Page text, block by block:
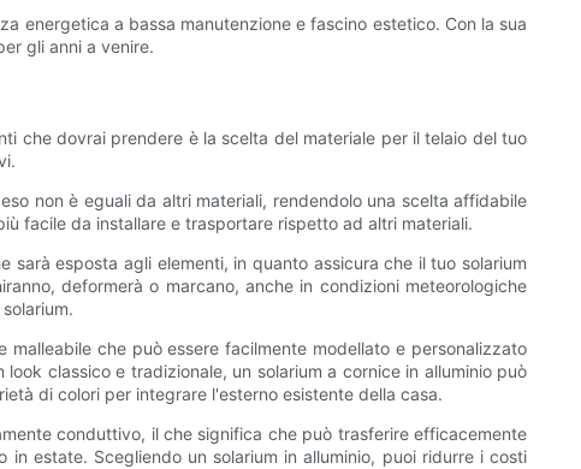
energetica a bassa manutenzione e fascino estetico. Con la sua
gli anni a venire.
che dovrai prendere è la scelta del materiale per il telaio del tuo
non è eguali da altri materiali, rendendolo una scelta affidabile
facile da installare e trasportare rispetto ad altri materiali.
esposta agli elementi, in quanto assicura che il tuo solarium
deformerà o marcano, anche in condizioni meteorologiche
che può essere facilmente modellato e personalizzato
classico e tradizionale, un solarium a cornice in alluminio può
di colori per integrare l'esterno esistente della casa.
conduttivo, il che significa che può trasferire efficacemente
estate. Scegliendo un solarium in alluminio, puoi ridurre i costi